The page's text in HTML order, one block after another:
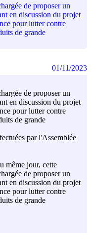
de proposer un
en discussion du projet
pour lutter contre
de grande
de proposer un
en discussion du projet
pour lutter contre
de grande
par l'Assemblée
même jour, cette
de proposer un
en discussion du projet
pour lutter contre
de grande
01/11/2023